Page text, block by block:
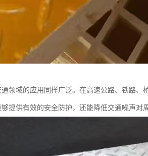
领域的应用同样广泛。在高速公路、铁路
提供有效的安全防护，还能降低交通噪声对